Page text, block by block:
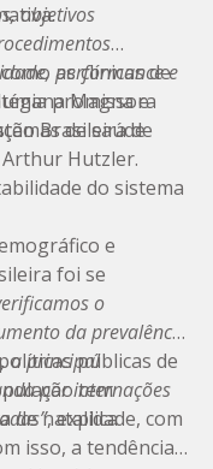
objetivos
performance e
Magna e
Brasileira de
Hutzler.
as clínicas de
promissora
de saúde
do sistema
e
foi se
o
da prevalência
a principal
por internações
, explica
públicas de
tem
de natalidade, com
isso, a tendência